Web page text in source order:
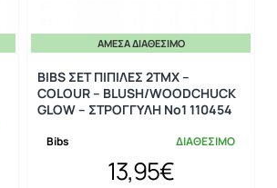
ΆΜΕΣΑ ΔΙΑΘΈΣΙΜΟ
Bibs ΔΙΑΘΕΣΙΜΟ
BIBS ΣΕΤ ΠΙΠΙΛΕΣ 2ΤΜΧ –
COLOUR – BLUSH/WOODCHUCK
GLOW – ΣΤΡΟΓΓΥΛΗ No1 110454
13,95€